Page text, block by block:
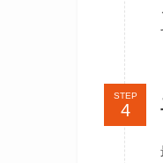
STEP